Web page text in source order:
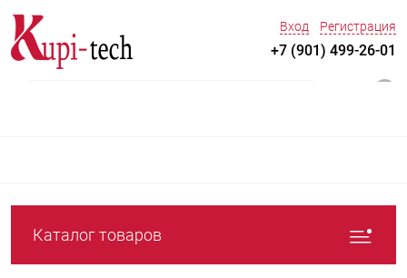
Вход Регистрация
+7 (901) 499-26-01
Каталог товаров